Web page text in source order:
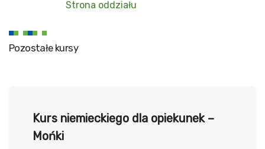
Strona oddziału
Pozostałe kursy
Kurs niemieckiego dla opiekunek –
Mońki